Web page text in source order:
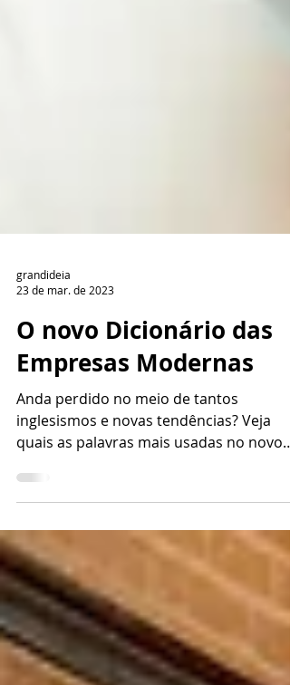
grandideia
23 de mar. de 2023
O novo Dicionário das
Empresas Modernas
Anda perdido no meio de tantos
inglesismos e novas tendências? Veja